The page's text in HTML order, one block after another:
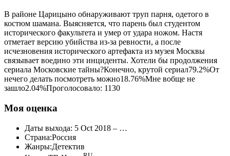
В районе Царицыно обнаруживают труп парня, одетого в
костюм шамана. Выясняется, что парень был студентом
исторического факультета и умер от удара ножом. Настя
отметает версию убийства из-за ревности, а после
исчезновения исторического артефакта из музея Москвы
связывает воедино эти инциденты. Хотели бы продолжения
сериала Московские тайны?Конечно, крутой сериал79.2%От
нечего делать посмотреть можно18.76%Мне вобще не
зашло2.04%Проголосовало: 1130
Моя оценка
Даты выхода: 5 Oct 2018 – …
Страна:Россия
Жанры:Детектив